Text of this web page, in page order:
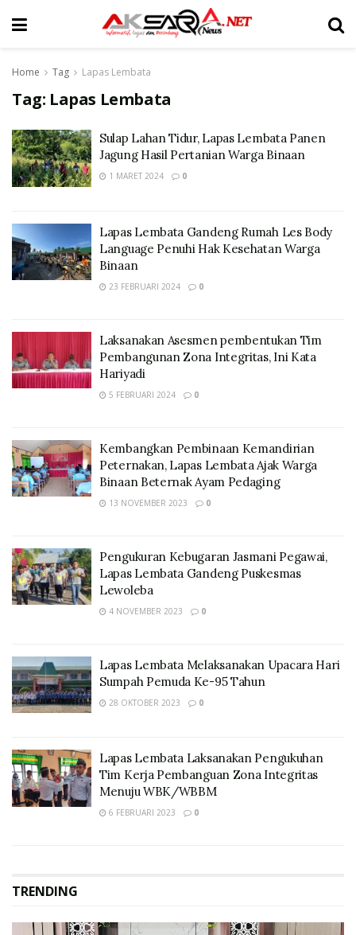
Home Tag Lapas Lembata
Tag: Lapas Lembata
Sulap Lahan Tidur, Lapas Lembata Panen
Jagung Hasil Pertanian Warga Binaan
1 MARET 2024 0
Lapas Lembata Gandeng Rumah Les Body
Language Penuhi Hak Kesehatan Warga
Binaan
23 FEBRUARI 2024 0
Laksanakan Asesmen pembentukan Tim
Pembangunan Zona Integritas, Ini Kata
Hariyadi
5 FEBRUARI 2024 0
Kembangkan Pembinaan Kemandirian
Peternakan, Lapas Lembata Ajak Warga
Binaan Beternak Ayam Pedaging
13 NOVEMBER 2023 0
Pengukuran Kebugaran Jasmani Pegawai,
Lapas Lembata Gandeng Puskesmas
Lewoleba
4 NOVEMBER 2023 0
Lapas Lembata Melaksanakan Upacara Hari
Sumpah Pemuda Ke-95 Tahun
28 OKTOBER 2023 0
Lapas Lembata Laksanakan Pengukuhan
Tim Kerja Pembanguan Zona Integritas
Menuju WBK/WBBM
6 FEBRUARI 2023 0
TRENDING